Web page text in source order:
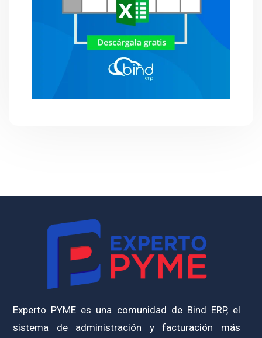
Experto PYME es una comunidad de Bind ERP, el
sistema de administración y facturación más